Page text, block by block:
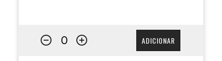
ADICIONAR